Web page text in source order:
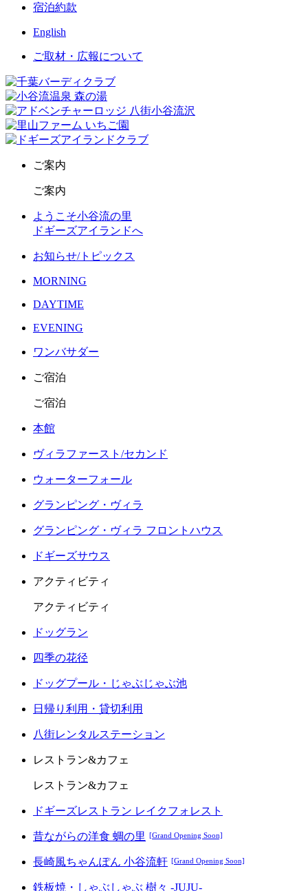
宿泊約款
English
ご取材・広報について
ご案内
ご案内
ようこそ小谷流の里
ドギーズアイランドへ
お知らせ/トピックス
MORNING
DAYTIME
EVENING
ワンバサダー
ご宿泊
ご宿泊
本館
ヴィラファースト/セカンド
ウォーターフォール
グランピング・ヴィラ
グランピング・ヴィラ フロントハウス
ドギーズサウス
アクティビティ
アクティビティ
ドッグラン
四季の花径
ドッグプール・じゃぶじゃぶ池
日帰り利用・貸切利用
八街レンタルステーション
レストラン&カフェ
レストラン&カフェ
ドギーズレストラン レイクフォレスト
昔ながらの洋食 蜩の里 [Grand Opening Soon]
長崎風ちゃんぽん 小谷流軒 [Grand Opening Soon]
鉄板焼・しゃぶしゃぶ 樹々 -JUJU-